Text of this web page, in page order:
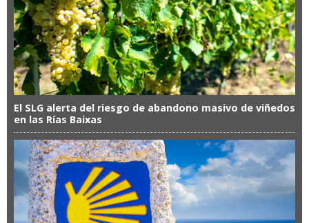
El SLG alerta del riesgo de abandono masivo de viñedos
en las Rías Baixas